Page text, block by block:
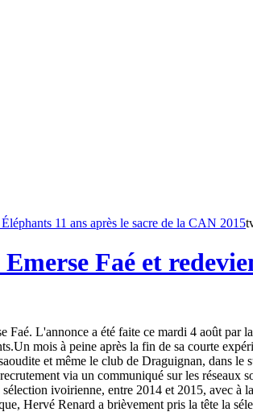
Faé et
Faé. L'annonce a été faite ce mardi 4 août
mois à peine après la fin de sa courte
et même le club de Draguignan, dans le
via un communiqué sur les
ivoirienne, entre 2014 et 2015, avec
Hervé Renard a brièvement pris la tête la